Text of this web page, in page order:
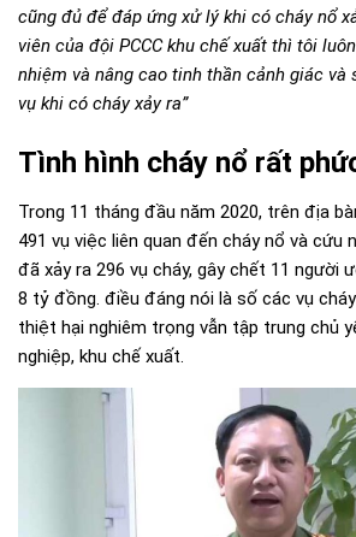
cũng đủ để đáp ứng xử lý khi có cháy nổ
viên của đội PCCC khu chế xuất thì tôi
nhiệm và nâng cao tinh thần cảnh giác và
vụ khi có cháy xảy ra”
Tình hình cháy nổ rất
Trong 11 tháng đầu năm 2020, trên địa
491 vụ việc liên quan đến cháy nổ và cứu
đã xảy ra 296 vụ cháy, gây chết 11 người
8 tỷ đồng. điều đáng nói là số các vụ
thiệt hại nghiêm trọng vẫn tập trung chủ
nghiệp, khu chế xuất.